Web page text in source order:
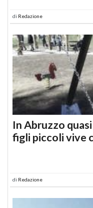
di Redazione
In Abruzzo
figli piccoli vive
di Redazione